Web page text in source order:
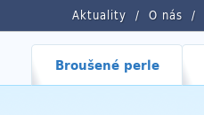
Aktuality O nás
Broušené perle